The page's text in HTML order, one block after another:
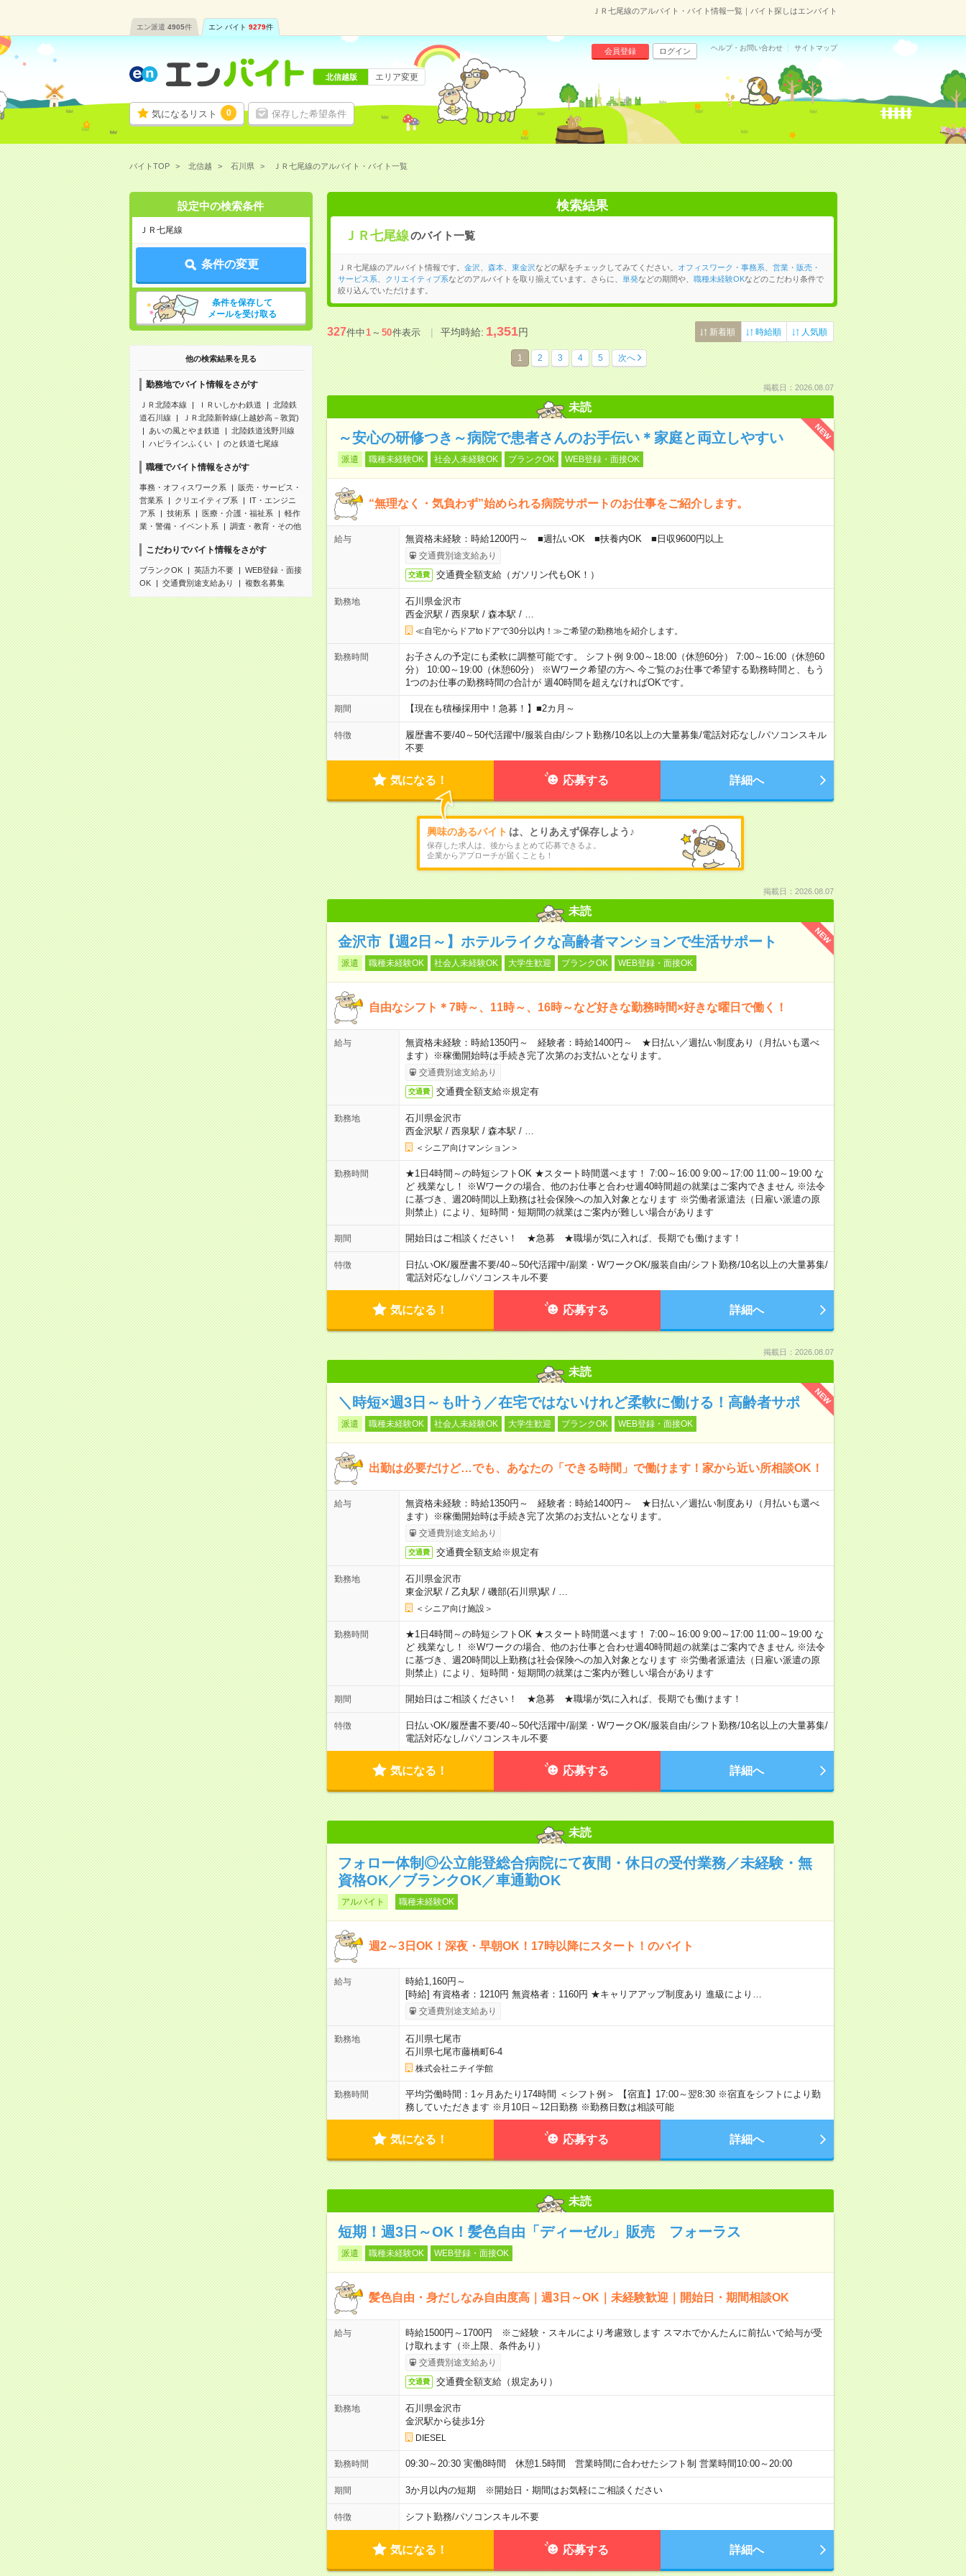
ＪＲ七尾線のアルバイト・バイト情報一覧｜バイト探しはエンバイト
エン派遣 4905件 エン バイト 9279件
気になるリスト 0 保存した希望条件
会員登録 ログイン ヘルプ・お問い合わせ サイトマップ
北信越版 エリア変更
バイトTOP 北信越 石川県 ＪＲ七尾線のアルバイト・バイト一覧
設定中の検索条件
ＪＲ七尾線
条件の変更
条件を保存して
メールを受け取る
他の検索結果を見る
勤務地でバイト情報をさがす
ＪＲ北陸本線 ＩＲいしかわ鉄道
北陸鉄
道石川線
ＪＲ北陸新幹線(上越妙高－敦賀)
あいの風とやま鉄道
北陸鉄道浅野川線
ハピラインふくい
のと鉄道七尾線
職種でバイト情報をさがす
事務・オフィスワーク系
販売・サービス・
営業系
クリエイティブ系
IT・エンジニ
ア系
技術系 医療・介護・福祉系
軽作
業・警備・イベント系
調査・教育・その他
こだわりでバイト情報をさがす
ブランクOK 英語力不要
WEB登録・面接
OK
交通費別途支給あり 複数名募集
検索結果
ＪＲ七尾線のバイト一覧
ＪＲ七尾線のアルバイト情報です。 金沢 森本、 東金沢などの駅をチェックしてみてください。 オフィスワーク・事務系
営業・販売・
サービス系
クリエイティブ系などのアルバイトを取り揃えています。さらに、 単発などの期間や、 職種未経験OKなどのこだわり条件で
絞り込んでいただけます。
327件中1～50件表示 平均時給:1,351円 新着順 時給順 人気順
1 2 3 4 5 次へ
掲載日：2026.08.07
未読
NEW
～安心の研修つき～病院で患者さんのお手伝い＊家庭と両立しやすい
派遣 職種未経験OK 社会人未経験OK ブランクOK WEB登録・面接OK
“無理なく・気負わず”始められる病院サポートのお仕事をご紹介します。
給与 無資格未経験：時給1200円～ ■週払いOK ■扶養内OK ■日収9600円以上
交通費別途支給あり
交通費 交通費全額支給（ガソリン代もOK！）
勤務地
石川県金沢市
西金沢駅 / 西泉駅 / 森本駅 /
≪自宅からドアtoドアで30分以内！≫ご希望の勤務地を紹介します。
勤務時間
お子さんの予定にも柔軟に調整可能です。 シフト例 9:00～18:00（休憩60分） 7:00～16:00（休憩60
分） 10:00～19:00（休憩60分） ※Wワーク希望の方へ 今ご覧のお仕事で希望する勤務時間と、もう
1つのお仕事の勤務時間の合計が 週40時間を超えなければOKです。
期間 【現在も積極採用中！急募！】■2カ月～
特徴 履歴書不要/40～50代活躍中/服装自由/シフト勤務/10名以上の大量募集/電話対応なし/パソコンスキル
不要
気になる！ 応募する 詳細へ
興味のあるバイト は、とりあえず保存しよう♪
保存した求人は、後からまとめて応募できるよ。
企業からアプローチが届くことも！
掲載日：2026.08.07
未読
NEW
金沢市【週2日～】ホテルライクな高齢者マンションで生活サポート
派遣 職種未経験OK 社会人未経験OK 大学生歓迎 ブランクOK WEB登録・面接OK
自由なシフト＊7時～、11時～、16時～など好きな勤務時間×好きな曜日で働く！
給与
無資格未経験：時給1350円～ 経験者：時給1400円～ ★日払い／週払い制度あり（月払いも選べ
ます）※稼働開始時は手続き完了次第のお支払いとなります。
交通費別途支給あり
交通費 交通費全額支給※規定有
勤務地
石川県金沢市
西金沢駅 / 西泉駅 / 森本駅 /
＜シニア向けマンション＞
勤務時間
★1日4時間～の時短シフトOK ★スタート時間選べます！ 7:00～16:00 9:00～17:00 11:00～19:00 な
ど 残業なし！ ※Wワークの場合、他のお仕事と合わせ週40時間超の就業はご案内できません ※法令
に基づき、週20時間以上勤務は社会保険への加入対象となります ※労働者派遣法（日雇い派遣の原
則禁止）により、短時間・短期間の就業はご案内が難しい場合があります
期間 開始日はご相談ください！ ★急募 ★職場が気に入れば、長期でも働けます！
特徴 日払いOK/履歴書不要/40～50代活躍中/副業・WワークOK/服装自由/シフト勤務/10名以上の大量募集/
電話対応なし/パソコンスキル不要
気になる！ 応募する 詳細へ
掲載日：2026.08.07
未読
NEW
＼時短×週3日～も叶う／在宅ではないけれど柔軟に働ける！高齢者サポ
派遣 職種未経験OK 社会人未経験OK 大学生歓迎 ブランクOK WEB登録・面接OK
出勤は必要だけど…でも、あなたの「できる時間」で働けます！家から近い所相談OK！
給与
無資格未経験：時給1350円～ 経験者：時給1400円～ ★日払い／週払い制度あり（月払いも選べ
ます）※稼働開始時は手続き完了次第のお支払いとなります。
交通費別途支給あり
交通費 交通費全額支給※規定有
勤務地
石川県金沢市
東金沢駅 / 乙丸駅 / 磯部(石川県)駅 /
＜シニア向け施設＞
勤務時間
★1日4時間～の時短シフトOK ★スタート時間選べます！ 7:00～16:00 9:00～17:00 11:00～19:00 な
ど 残業なし！ ※Wワークの場合、他のお仕事と合わせ週40時間超の就業はご案内できません ※法令
に基づき、週20時間以上勤務は社会保険への加入対象となります ※労働者派遣法（日雇い派遣の原
則禁止）により、短時間・短期間の就業はご案内が難しい場合があります
期間 開始日はご相談ください！ ★急募 ★職場が気に入れば、長期でも働けます！
特徴 日払いOK/履歴書不要/40～50代活躍中/副業・WワークOK/服装自由/シフト勤務/10名以上の大量募集/
電話対応なし/パソコンスキル不要
気になる！ 応募する 詳細へ
未読
フォロー体制◎公立能登総合病院にて夜間・休日の受付業務／未経験・無
資格OK／ブランクOK／車通勤OK
アルバイト 職種未経験OK
週2～3日OK！深夜・早朝OK！17時以降にスタート！のバイト
給与
時給1,160円～
[時給] 有資格者：1210円 無資格者：1160円 ★キャリアアップ制度あり 進級により…
交通費別途支給あり
勤務地
石川県七尾市
石川県七尾市藤橋町6-4
株式会社ニチイ学館
勤務時間
平均労働時間：1ヶ月あたり174時間 ＜シフト例＞ 【宿直】17:00～翌8:30 ※宿直をシフトにより勤
務していただきます ※月10日～12日勤務 ※勤務日数は相談可能
気になる！ 応募する 詳細へ
未読
短期！週3日～OK！髪色自由「ディーゼル」販売 フォーラス
派遣 職種未経験OK WEB登録・面接OK
髪色自由・身だしなみ自由度高｜週3日～OK｜未経験歓迎｜開始日・期間相談OK
給与
時給1500円～1700円 ※ご経験・スキルにより考慮致します スマホでかんたんに前払いで給与が受
け取れます（※上限、条件あり）
交通費別途支給あり
交通費 交通費全額支給（規定あり）
勤務地
石川県金沢市
金沢駅から徒歩1分
DIESEL
勤務時間 09:30～20:30 実働8時間 休憩1.5時間 営業時間に合わせたシフト制 営業時間10:00～20:00
期間 3か月以内の短期 ※開始日・期間はお気軽にご相談ください
特徴 シフト勤務/パソコンスキル不要
気になる！ 応募する 詳細へ